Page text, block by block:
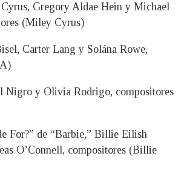
Gregory Aldae Hein y Michael
(Miley Cyrus)
Carter Lang y Solána Rowe,
Nigro y Olivia Rodrigo, compositores
For?” de “Barbie,” Billie Eilish
O’Connell, compositores (Billie